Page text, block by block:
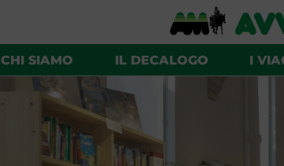
CHI SIAMO IL DECALOGO I